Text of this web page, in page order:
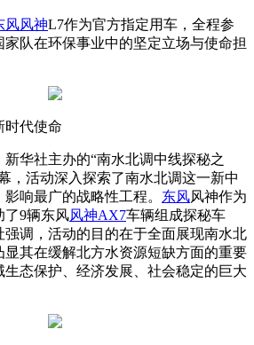
风风神L7作为官方指定用车，全程参
队在环保事业中的坚定立场与使命担
时代使命
新华社主办的“南水北调中线探秘之
，活动深入探索了南水北调这一新中
响最广的战略性工程。 东风风神作为
了9辆东风风神AX7车辆组成探秘车
强调，活动的目的在于全面展现南水北
其在缓解北方水资源短缺方面的重要
态保护、经济发展、社会稳定的巨大